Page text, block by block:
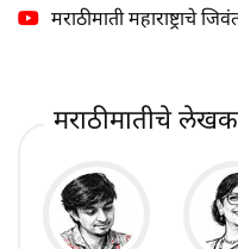
मराठीमाती महाराष्ट्राचे
मराठीमातीचे लेखक